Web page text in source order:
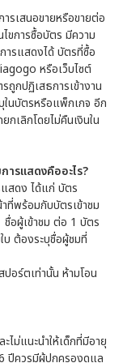
รเสนอขายหรือขายต่อ
ขการซื้อบัตร มีความ
ารแสดงได้ บัตรที่ซื้อ
หรือเว็บไซต์
ถูกปฏิเสธการเข้างาน
ในบัตรหรือแพ็กเกจ อีก
เลิกโดยไม่คืนเงินใน
ารแสดงคืออะไร?
แสดง ได้แก่ บัตร
ที่พร้อมกับบัตรเข้าชม
ชื่อผู้เข้าชม ต่อ 1 บัตร
บ ต้องระบุชื่อผู้ชมที่
อร์ตเท่านั้น ห้ามโอน
ไม่แนะนำให้เด็กที่มีอายุ
ปีควรมีผู้ปกครองดูแล